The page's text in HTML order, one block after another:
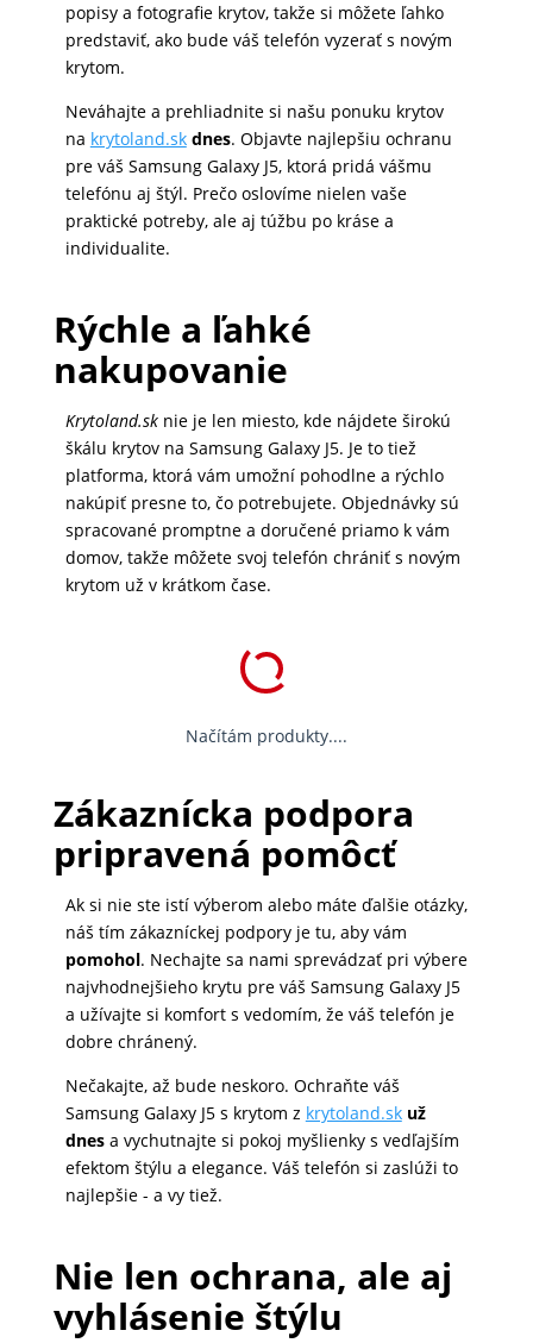
ZÁHRADA
popisy a fotografie krytov, takže si môžete ľahko
predstaviť, ako bude váš telefón vyzerať s novým
krytom.
Neváhajte a prehliadnite si našu ponuku krytov
na krytoland.sk dnes. Objavte najlepšiu ochranu
pre váš Samsung Galaxy J5, ktorá pridá vášmu
telefónu aj štýl. Prečo oslovíme nielen vaše
praktické potreby, ale aj túžbu po kráse a
individualite.
Rýchle a ľahké
nakupovanie
Krytoland.sknie je len miesto, kde nájdete širokú
škálu krytov na Samsung Galaxy J5. Je to tiež
platforma, ktorá vám umožní pohodlne a rýchlo
nakúpiť presne to, čo potrebujete. Objednávky sú
spracované promptne a doručené priamo k vám
domov, takže môžete svoj telefón chrániť s novým
krytom už v krátkom čase.
Načítám produkty....
Zákaznícka podpora
pripravená pomôcť
Ak si nie ste istí výberom alebo máte ďalšie otázky,
náš tím zákazníckej podpory je tu, aby vám
pomohol. Nechajte sa nami sprevádzať pri výbere
najvhodnejšieho krytu pre váš Samsung Galaxy J5
a užívajte si komfort s vedomím, že váš telefón je
dobre chránený.
Nečakajte, až bude neskoro. Ochraňte váš
Samsung Galaxy J5 s krytom z krytoland.sk už
dnesa vychutnajte si pokoj myšlienky s vedľajším
efektom štýlu a elegance. Váš telefón si zaslúži to
najlepšie - a vy tiež.
Nie len ochrana, ale aj
vyhlásenie štýlu